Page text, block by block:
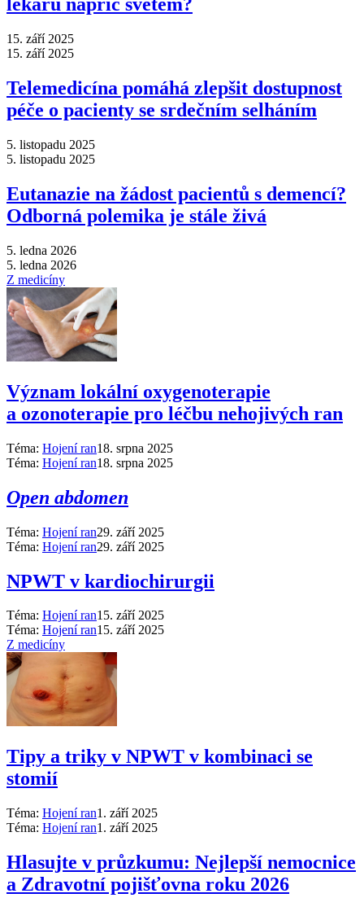
lékařů napříč světem?
15. září 2025
15. září 2025
Telemedicína pomáhá zlepšit dostupnost
péče o pacienty se srdečním selháním
5. listopadu 2025
5. listopadu 2025
Eutanazie na žádost pacientů s demencí?
Odborná polemika je stále živá
5. ledna 2026
5. ledna 2026
Z medicíny
Význam lokální oxygenoterapie
a ozonoterapie pro léčbu nehojivých ran
Téma: Hojení ran18. srpna 2025
Téma: Hojení ran18. srpna 2025
Open abdomen
Téma: Hojení ran29. září 2025
Téma: Hojení ran29. září 2025
NPWT v kardiochirurgii
Téma: Hojení ran15. září 2025
Téma: Hojení ran15. září 2025
Z medicíny
Tipy a triky v NPWT v kombinaci se
stomií
Téma: Hojení ran1. září 2025
Téma: Hojení ran1. září 2025
Hlasujte v průzkumu: Nejlepší nemocnice
a Zdravotní pojišťovna roku 2026